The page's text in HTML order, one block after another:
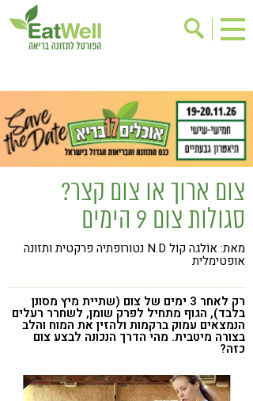
בישול בריא
אינדקס עסקים
ריפוי ומניעת מחלות
בריאות האישה
תוספי תזונה
מתכוני בריאות
אירועים
שינוי תזונתי
גישות בתזונה
דיאטה
ניקוי רעלים
מזונות על
ילדים
תזונה וספורט
הפרעות קשב & ריכוז
אכילה רגשית
רגישות לגלוטן
טעים להכיר
צום ארוך או צום קצר?
סגולות צום 9 הימים
מאת: אוֹלגה קוֹל N.D נטורופתיה פרקטית ותזונה
אופטימלית
רק לאחר 3 ימים של צום (שתיית מיץ מסונן
בלבד), הגוף מתחיל לפרק שומן, לשחרר רעלים
הנמצאים עמוק ברקמות ולהזין את המוח והלב
בצורה מיטבית. מהי הדרך הנכונה לבצע צום
כזה?